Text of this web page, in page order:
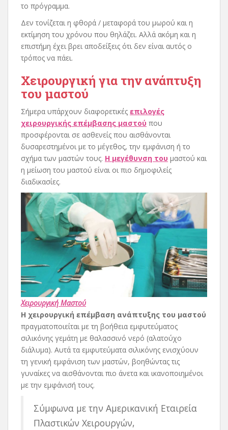
το πρόγραμμα.
Δεν τονίζεται η φθορά / μεταφορά του μωρού και η
εκτίμηση του χρόνου που θηλάζει. Αλλά ακόμη και η
επιστήμη έχει βρει αποδείξεις ότι δεν είναι αυτός ο
τρόπος να πάει.
Χειρουργική για την ανάπτυξη
του μαστού
Σήμερα υπάρχουν διαφορετικές επιλογές
χειρουργικής επέμβασης μαστού που
προσφέρονται σε ασθενείς που αισθάνονται
δυσαρεστημένοι με το μέγεθος, την εμφάνιση ή το
σχήμα των μαστών τους. Η μεγέθυνση του μαστού και
η μείωση του μαστού είναι οι πιο δημοφιλείς
διαδικασίες.
Χειρουργική Μαστού
Η χειρουργική επέμβαση ανάπτυξης του μαστού
πραγματοποιείται με τη βοήθεια εμφυτεύματος
σιλικόνης γεμάτη με θαλασσινό νερό (αλατούχο
διάλυμα). Αυτά τα εμφυτεύματα σιλικόνης ενισχύουν
τη γενική εμφάνιση των μαστών, βοηθώντας τις
γυναίκες να αισθάνονται πιο άνετα και ικανοποιημένοι
με την εμφάνισή τους.
Σύμφωνα με την Αμερικανική Εταιρεία
Πλαστικών Χειρουργών,